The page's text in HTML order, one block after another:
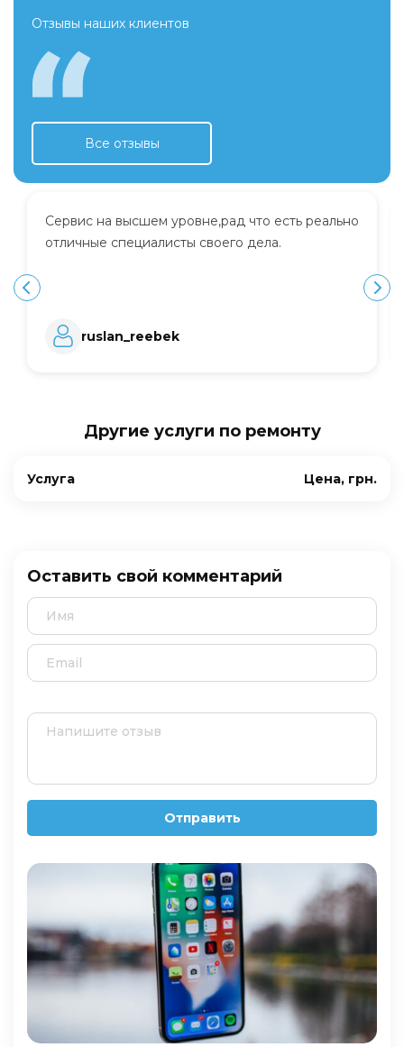
Отзывы наших клиентов
Все отзывы
Сервис на высшем уровне,рад что есть реально
отличные специалисты своего дела.
ruslan_reebek
Другие услуги по ремонту
Услуга Цена, грн.
Оставить свой комментарий
Отправить